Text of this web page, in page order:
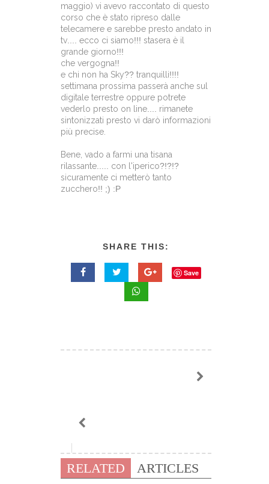
maggio) vi avevo raccontato di questo
corso che è stato ripreso dalle
telecamere e sarebbe presto andato in
tv
ecco ci siamo!!! stasera è il
grande giorno!!!
che vergogna!!
e chi non ha Sky?? tranquilli!!!!
settimana prossima passerà anche sul
digitale terrestre oppure potrete
vederlo presto on line
rimanete
sintonizzati presto vi darò informazioni
più precise.
Bene, vado a farmi una tisana
rilassante
con l'iperico?!?!?
sicuramente ci metterò tanto
zucchero!! ;) :P
SHARE THIS:
Save
RELATED ARTICLES